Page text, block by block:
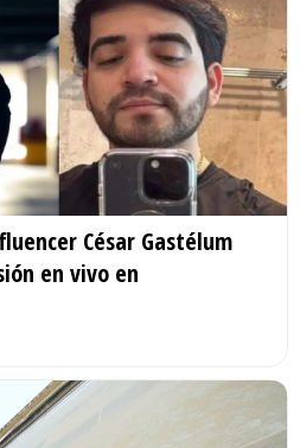
César Gastélum
en vivo en